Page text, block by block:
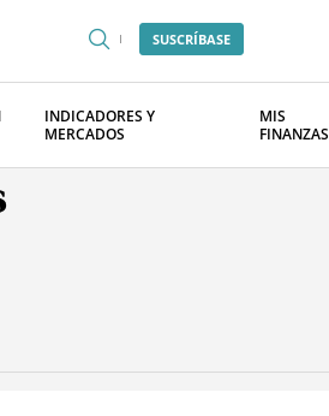
SUSCRÍBASE
INDICADORES Y
MERCADOS
MIS
FINANZAS